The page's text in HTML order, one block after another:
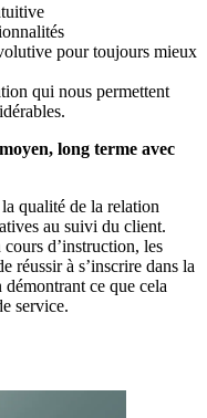
pour toujours mieux
qui nous permettent
long terme avec
qualité de la relation
au suivi du client.
d’instruction, les
réussir à s’inscrire dans la
démontrant ce que cela
service.